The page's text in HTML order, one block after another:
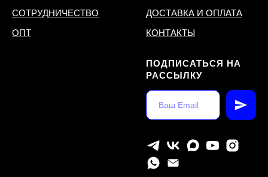
СОТРУДНИЧЕСТВО
ОПТ
ДОСТАВКА И ОПЛАТА
КОНТАКТЫ
ПОДПИСАТЬСЯ НА
РАССЫЛКУ